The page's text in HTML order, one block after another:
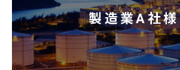
製造業A社様